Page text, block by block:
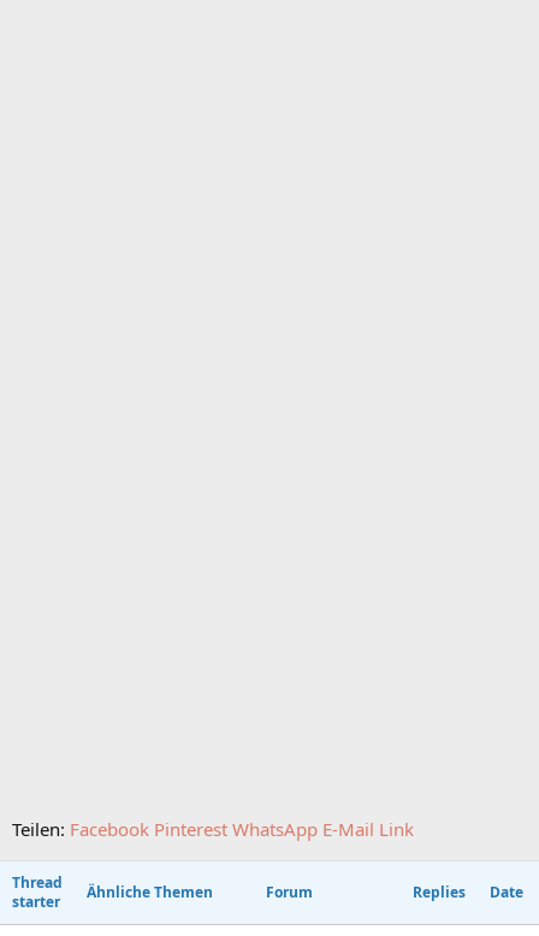
Teilen: Facebook Pinterest WhatsApp E-Mail Link
Thread
starter
Ähnliche Themen Forum Replies Date